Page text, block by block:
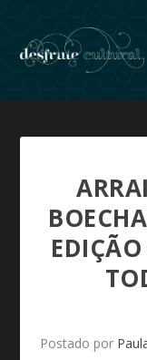
Postado por